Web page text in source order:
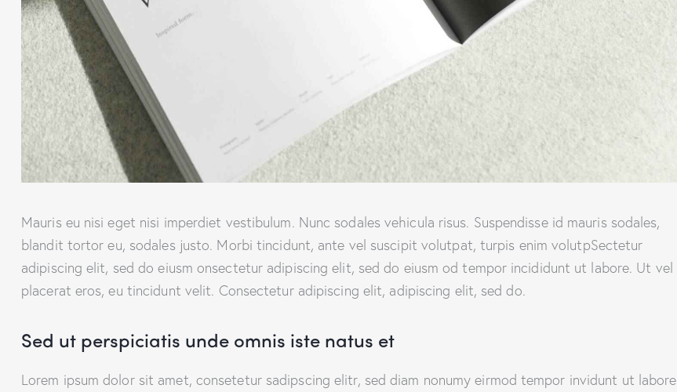
Mauris eu nisi eget nisi imperdiet vestibulum. Nunc sodales vehicula risus. Suspendisse id mauris sodales,
blandit tortor eu, sodales justo. Morbi tincidunt, ante vel suscipit volutpat, turpis enim volutpSectetur
adipiscing elit, sed do eiusm onsectetur adipiscing elit, sed do eiusm od tempor incididunt ut labore. Ut vel
placerat eros, eu tincidunt velit. Consectetur adipiscing elit, adipiscing elit, sed do.
Sed ut perspiciatis unde omnis iste natus et
Lorem ipsum dolor sit amet, consetetur sadipscing elitr, sed diam nonumy eirmod tempor invidunt ut labore